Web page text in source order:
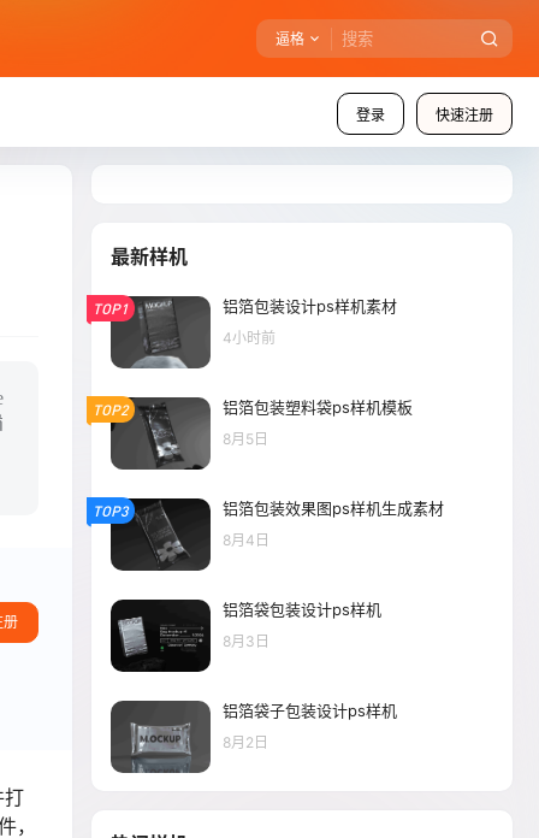
逼格
登录 快速注册
册
打
，
最新样机
TOP1 铝箔包装设计ps样机素材
4小时前
TOP2 铝箔包装塑料袋ps样机模板
8月5日
TOP3 铝箔包装效果图ps样机生成素材
8月4日
铝箔袋包装设计ps样机
8月3日
铝箔袋子包装设计ps样机
8月2日